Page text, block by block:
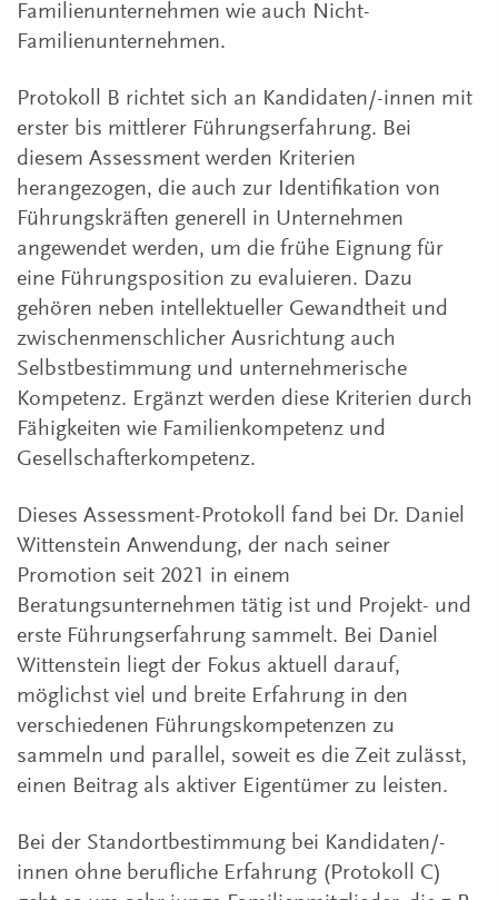
Familienunternehmen wie auch Nicht-
Familienunternehmen.
Protokoll B richtet sich an Kandidaten/-innen mit
erster bis mittlerer Führungserfahrung. Bei
diesem Assessment werden Kriterien
herangezogen, die auch zur Identifikation von
Führungskräften generell in Unternehmen
angewendet werden, um die frühe Eignung für
eine Führungsposition zu evaluieren. Dazu
gehören neben intellektueller Gewandtheit und
zwischenmenschlicher Ausrichtung auch
Selbstbestimmung und unternehmerische
Kompetenz. Ergänzt werden diese Kriterien durch
Fähigkeiten wie Familienkompetenz und
Gesellschafterkompetenz.
Dieses Assessment-Protokoll fand bei Dr. Daniel
Wittenstein Anwendung, der nach seiner
Promotion seit 2021 in einem
Beratungsunternehmen tätig ist und Projekt- und
erste Führungserfahrung sammelt. Bei Daniel
Wittenstein liegt der Fokus aktuell darauf,
möglichst viel und breite Erfahrung in den
verschiedenen Führungskompetenzen zu
sammeln und parallel, soweit es die Zeit zulässt,
einen Beitrag als aktiver Eigentümer zu leisten.
Bei der Standortbestimmung bei Kandidaten/-
innen ohne berufliche Erfahrung (Protokoll C)